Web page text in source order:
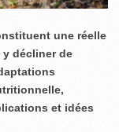
une réelle
décliner de
et idées